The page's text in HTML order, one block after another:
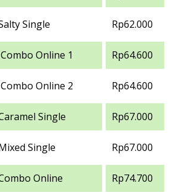
Single Rp62.000
Online 1 Rp64.600
Online 2 Rp64.600
Single Rp67.000
Single Rp67.000
Online Rp74.700